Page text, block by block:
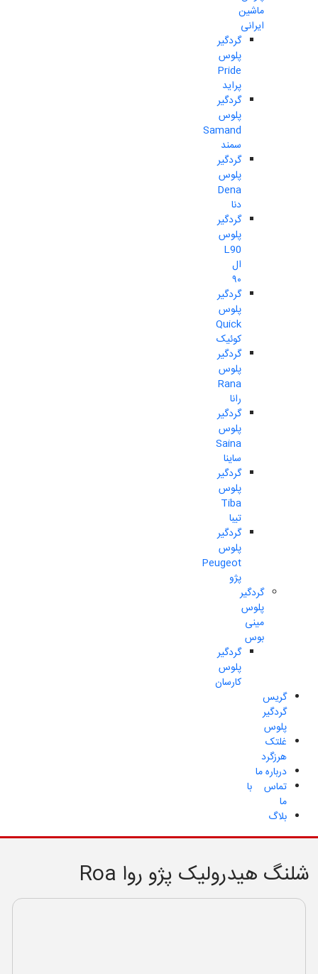
ماشین
ایرانی
گردگیر
پلوس
Pride
پراید
گردگیر
پلوس
Samand
سمند
گردگیر
پلوس
Dena
دنا
گردگیر
پلوس
L90
ال
۹۰
گردگیر
پلوس
Quick
کوئیک
گردگیر
پلوس
Rana
رانا
گردگیر
پلوس
Saina
ساینا
گردگیر
پلوس
Tiba
تیبا
گردگیر
پلوس
Peugeot
پژو
گردگیر
پلوس
مینی
بوس
گردگیر
پلوس
کارسان
گریس
گردگیر
پلوس
غلتک
هرزگرد
درباره ما
تماس با
ما
بلاگ
شلنگ هیدرولیک پژو روا Roa